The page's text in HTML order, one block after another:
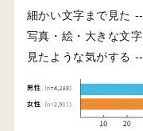
細かい文字まで見た
写真・絵・大きな文
見たような気がする